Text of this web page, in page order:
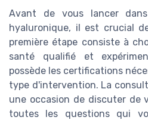
Avant de vous lancer
hyaluronique, il est crucial
première étape consiste à
santé qualifié et
possède les certifications
type d'intervention. La
une occasion de discuter de
toutes les questions qui